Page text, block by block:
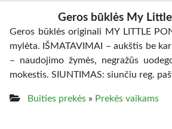
Geros būklės My
Geros būklės originali MY LITTLE
mylėta. IŠMATAVIMAI – aukštis be
– naudojimo žymės, negražūs
mokestis. SIUNTIMAS: siunčiu reg.
Buities prekės» Prekės vaikams